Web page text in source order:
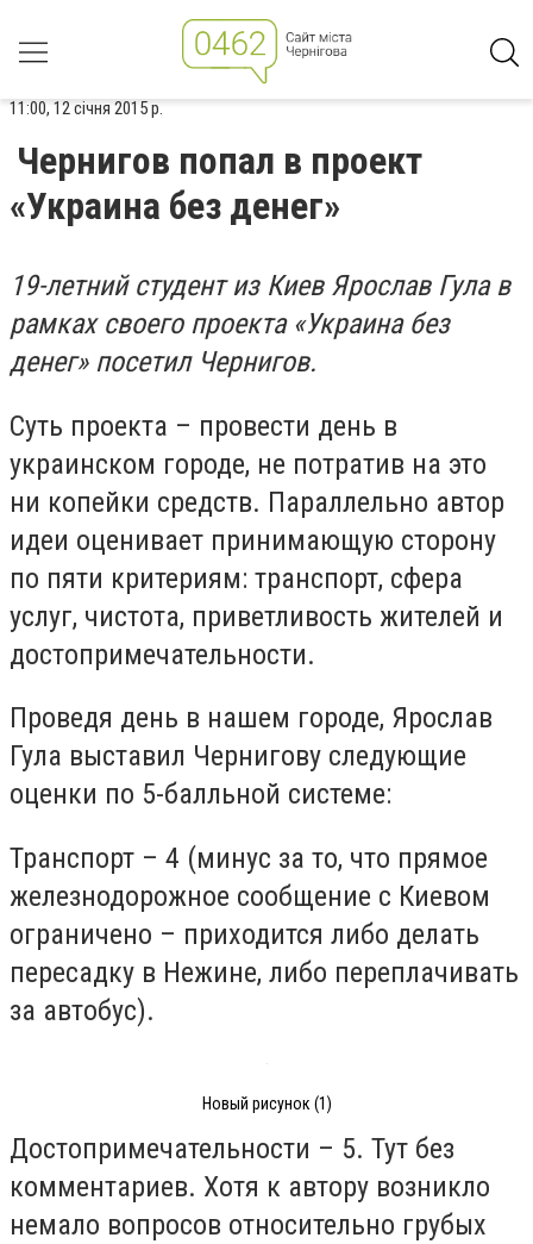
11:00, 12 січня 2015 р.
Чернигов попал в проект
«Украина без денег»
19-летний студент из Киев Ярослав Гула в
рамках своего проекта «Украина без
денег» посетил Чернигов.
Суть проекта – провести день в
украинском городе, не потратив на это
ни копейки средств. Параллельно автор
идеи оценивает принимающую сторону
по пяти критериям: транспорт, сфера
услуг, чистота, приветливость жителей и
достопримечательности.
Проведя день в нашем городе, Ярослав
Гула выставил Чернигову следующие
оценки по 5-балльной системе:
Транспорт – 4 (минус за то, что прямое
железнодорожное сообщение с Киевом
ограничено – приходится либо делать
пересадку в Нежине, либо переплачивать
за автобус).
Новый рисунок (1)
Достопримечательности – 5. Тут без
комментариев. Хотя к автору возникло
немало вопросов относительно грубых